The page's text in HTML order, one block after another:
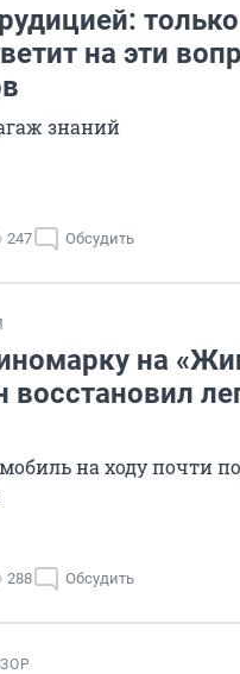
на эти
знаний
247 Обсудить
на
восстановил
на ходу почти
288 Обсудить